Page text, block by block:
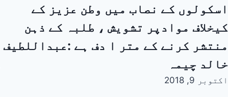
اسکولوں کے نصاب میں وطن عزیز کے
کیخلاف موادپر تشویش ، طلبہ کے ذہن
منتشر کرنے کے متر ا دف ہے :عبداللطیف
خالد چیمہ
اکتوبر 9, 2018